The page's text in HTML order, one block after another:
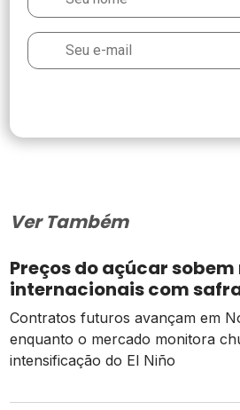
Ver Também
Preços do açúcar
internacionais com
apertada
Contratos futuros avançam em
enquanto o mercado monitora
intensificação do El Niño